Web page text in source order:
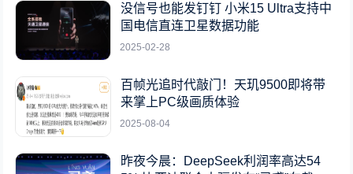
没信号也能发钉钉 小米15 Ultra支持中
国电信直连卫星数据功能
2025-02-28
百帧光追时代敲门！天玑9500即将带
来掌上PC级画质体验
2025-08-04
昨夜今晨：DeepSeek利润率高达54